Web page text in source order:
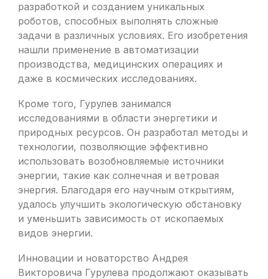
разработкой и созданием уникальных
роботов, способных выполнять сложные
задачи в различных условиях. Его изобретения
нашли применение в автоматизации
производства, медицинских операциях и
даже в космических исследованиях.
Кроме того, Гурулев занимался
исследованиями в области энергетики и
природных ресурсов. Он разработал методы и
технологии, позволяющие эффективно
использовать возобновляемые источники
энергии, такие как солнечная и ветровая
энергия. Благодаря его научным открытиям,
удалось улучшить экологическую обстановку
и уменьшить зависимость от ископаемых
видов энергии.
Инновации и новаторство Андрея
Викторовича Гурулева продолжают оказывать